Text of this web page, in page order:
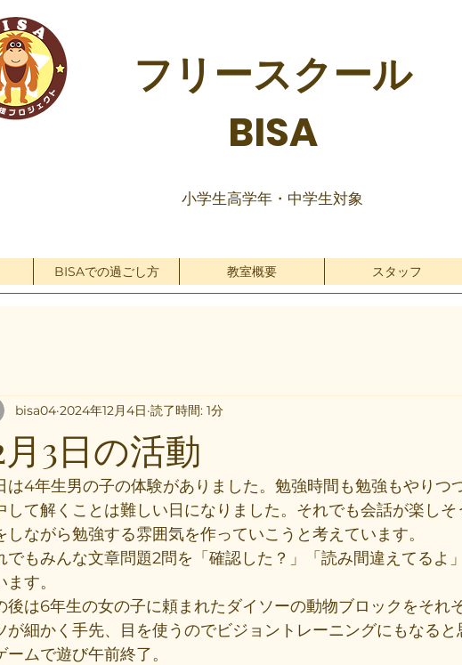
フリースクール
BISA
​小学生高学年・中学生対象
BISAでの過ごし方 教室概要 スタッフ
月3日の活動
bisa04 2024年12月4日 読了時間: 1分
は4年生男の子の体験がありました。勉強時間も勉強もやりつ
して解くことは難しい日になりました。それでも会話が楽し
しながら勉強する雰囲気を作っていこうと考えています。
でもみんな文章問題2問を「確認した？」「読み間違えてるよ
ます。
後は6年生の女の子に頼まれたダイソーの動物ブロックをそれ
が細かく手先、目を使うのでビジョントレーニングにもなる
ームで遊び午前終了。